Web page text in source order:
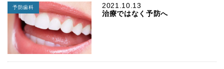
2021.10.13
予防歯科
治療ではなく予防へ